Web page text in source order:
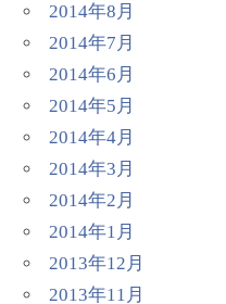
2014年8月
2014年7月
2014年6月
2014年5月
2014年4月
2014年3月
2014年2月
2014年1月
2013年12月
2013年11月